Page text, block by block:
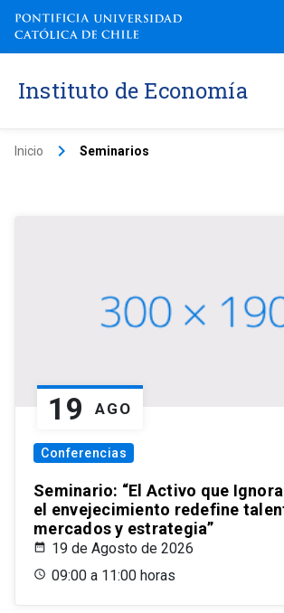
Instituto de Economía
Inicio keyboard_arrow_right Seminarios
19 AGO
Conferencias
Seminario: “El Activo que
el envejecimiento redefine
mercados y estrategia”
19 de Agosto de 2026
09:00 a 11:00 horas